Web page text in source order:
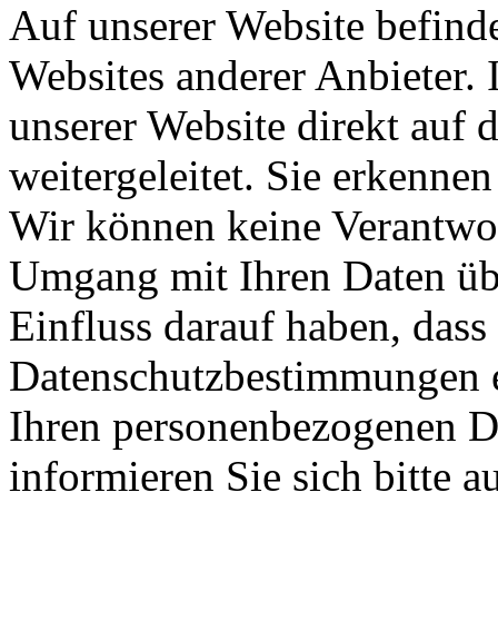
Auf unserer Website
Websites anderer
unserer Website direkt auf
weitergeleitet. Sie
Wir können keine
Umgang mit Ihren Daten
Einfluss darauf haben,
Ihren personenbezogenen
informieren Sie sich bitte